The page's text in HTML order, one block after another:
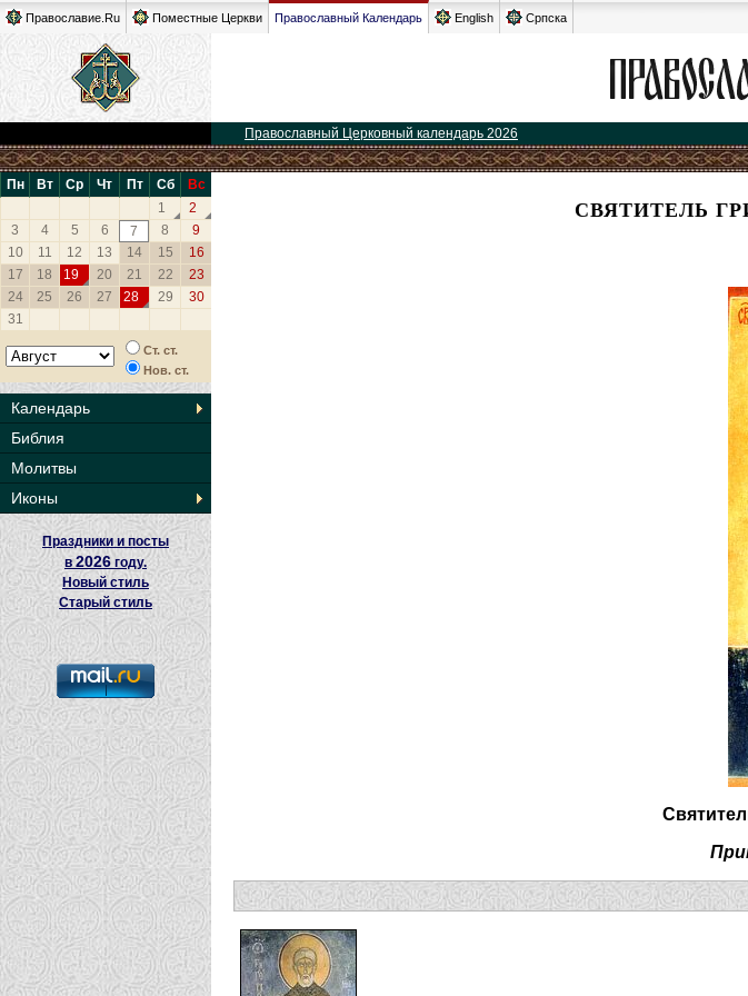
Православие.Ru Поместные Церкви Православный Календарь English Српска
Православный Церковный календарь 2026
Пн Вт Ср Чт Пт Сб
Вс
1
2
3
4 5 6 7 8
9
10
11 12 13 14 15
16
17
18 19 20 21 22
23
24
25 26 27 28 29
30
31
Ст. ст.
Нов. ст.
Календарь
Библия
Молитвы
Иконы
Праздники и посты
в2026 году.
Новый стиль
Старый стиль
СВЯТИТЕЛЬ